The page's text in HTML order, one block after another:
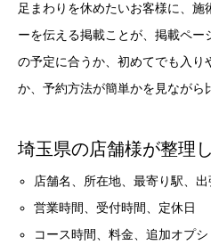
足まわりを休めたいお客様に、施
ーを伝える掲載ことが、掲載ペー
の予定に合うか、初めてでも入り
か、予約方法が簡単かを見ながら
埼玉県の店舗様が整理
店舗名、所在地、最寄り駅、
営業時間、受付時間、定休日
コース時間、料金、追加オプシ